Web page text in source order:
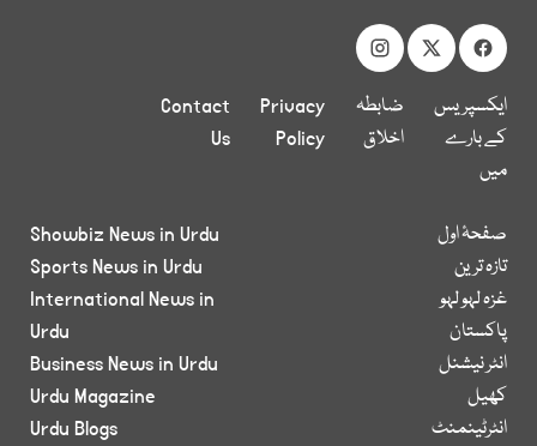
ایکسپریس
کے بارے
میں
ضابطہ
اخلاق
Privacy
Policy
Contact
Us
صفحۂ اول
تازہ ترین
غزہ لہو لہو
پاکستان
انٹر نیشنل
کھیل
انٹرٹینمنٹ
Showbiz News in Urdu
Sports News in Urdu
International News in
Urdu
Business News in Urdu
Urdu Magazine
Urdu Blogs